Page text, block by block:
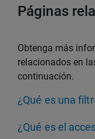
Páginas
Obtenga más
relacionados en
continuación.
¿Qué es una
¿Qué es el